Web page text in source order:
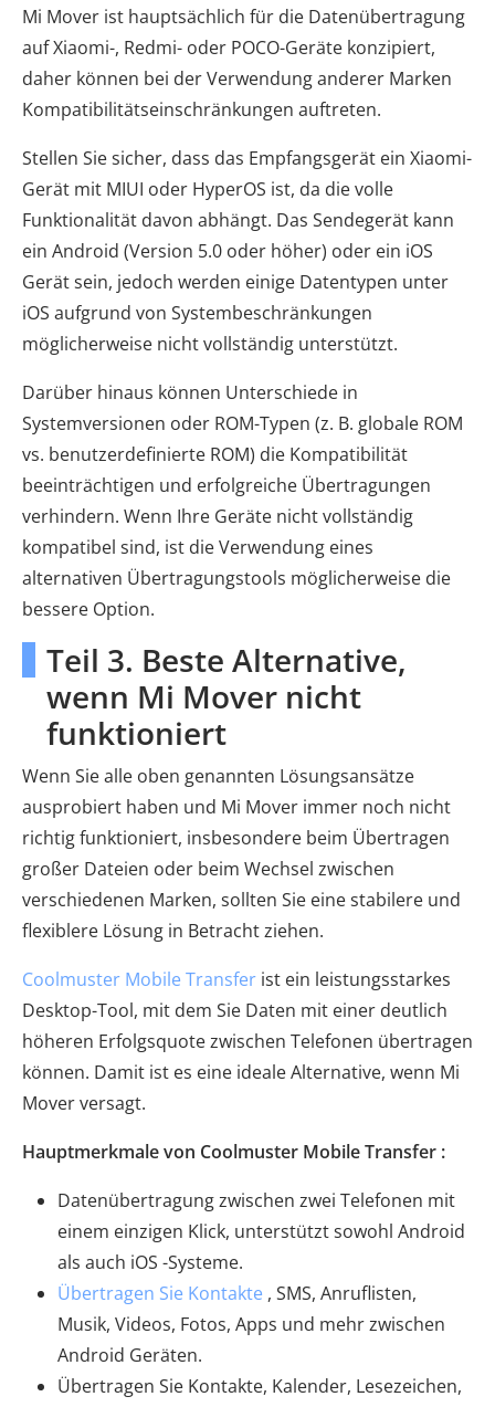
Mi Mover ist hauptsächlich für die Datenübertragung
auf Xiaomi-, Redmi- oder POCO-Geräte konzipiert,
daher können bei der Verwendung anderer Marken
Kompatibilitätseinschränkungen auftreten.
Stellen Sie sicher, dass das Empfangsgerät ein Xiaomi-
Gerät mit MIUI oder HyperOS ist, da die volle
Funktionalität davon abhängt. Das Sendegerät kann
ein Android (Version 5.0 oder höher) oder ein iOS
Gerät sein, jedoch werden einige Datentypen unter
iOS aufgrund von Systembeschränkungen
möglicherweise nicht vollständig unterstützt.
Darüber hinaus können Unterschiede in
Systemversionen oder ROM-Typen (z. B. globale ROM
vs. benutzerdefinierte ROM) die Kompatibilität
beeinträchtigen und erfolgreiche Übertragungen
verhindern. Wenn Ihre Geräte nicht vollständig
kompatibel sind, ist die Verwendung eines
alternativen Übertragungstools möglicherweise die
bessere Option.
Teil 3. Beste Alternative,
wenn Mi Mover nicht
funktioniert
Wenn Sie alle oben genannten Lösungsansätze
ausprobiert haben und Mi Mover immer noch nicht
richtig funktioniert, insbesondere beim Übertragen
großer Dateien oder beim Wechsel zwischen
verschiedenen Marken, sollten Sie eine stabilere und
flexiblere Lösung in Betracht ziehen.
Coolmuster Mobile Transfer ist ein leistungsstarkes
Desktop-Tool, mit dem Sie Daten mit einer deutlich
höheren Erfolgsquote zwischen Telefonen übertragen
können. Damit ist es eine ideale Alternative, wenn Mi
Mover versagt.
Hauptmerkmale von Coolmuster Mobile Transfer :
Datenübertragung zwischen zwei Telefonen mit
einem einzigen Klick, unterstützt sowohl Android
als auch iOS -Systeme.
Übertragen Sie Kontakte , SMS, Anruflisten,
Musik, Videos, Fotos, Apps und mehr zwischen
Android Geräten.
Übertragen Sie Kontakte, Kalender, Lesezeichen,